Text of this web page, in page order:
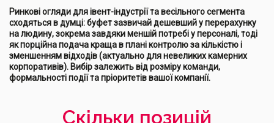
Ринкові огляди для івент-індустрії та весільного сегмента
сходяться в думці: буфет зазвичай дешевший у перерахунку
на людину, зокрема завдяки меншій потребі у персоналі, тоді
як порційна подача краща в плані контролю за кількістю і
зменшенням відходів (актуально для невеликих камерних
корпоративів). Вибір залежить від розміру команди,
формальності події та пріоритетів вашої компанії.
Скільки позицій